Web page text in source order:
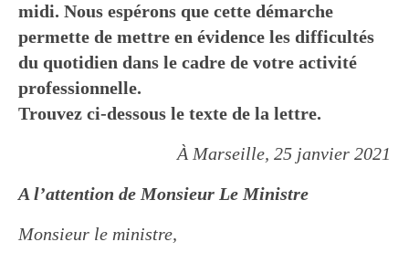
midi. Nous espérons que cette démarche
permette de mettre en évidence les difficultés
du quotidien dans le cadre de votre activité
professionnelle.
Trouvez ci-dessous le texte de la lettre.
À Marseille, 25 janvier 2021
A l’attention de Monsieur Le Ministre
Monsieur le ministre,